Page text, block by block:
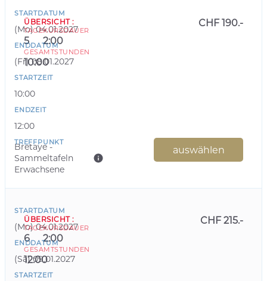
STARTDATUM
(Mo) 04.01.2027
ENDDATUM
(Fr) 08.01.2027
STARTZEIT
10:00
ENDZEIT
12:00
TREFFPUNKT
Bretaye -
Sammeltafeln
Erwachsene
ÜBERSICHT :
TAGE
5
KURSDAUER
2:00
GESAMTSTUNDEN
10:00
CHF 190.-
auswählen
STARTDATUM
(Mo) 04.01.2027
ENDDATUM
(Sa) 09.01.2027
STARTZEIT
ÜBERSICHT :
TAGE
6
KURSDAUER
2:00
GESAMTSTUNDEN
12:00
CHF 215.-